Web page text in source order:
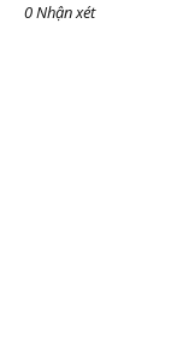
0 Nhận xét